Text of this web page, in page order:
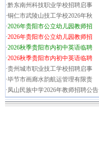
·黔东南州科技职业学校招聘启事
·铜仁市武陵山技工学校2026年秋
·2026年贵阳市公立幼儿园教师招
·2026年贵阳市公立幼儿园教师招
·2026秋季贵阳市内初中英语临聘
·2026秋季贵阳市内初中英语临聘
·贵州城市职业技工学校招聘启事
·毕节市画廊水韵航运管理有限责
·凤山民族中学2026年教师招聘公告